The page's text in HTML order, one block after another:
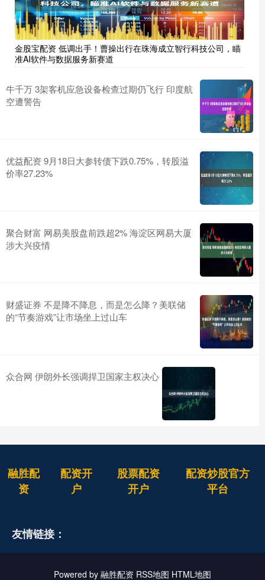
金股宝配资 低调出手！曹操出行在珠海成立智行科技公司，瞄
准AI软件与数据服务新赛道
牛千万 3架客机应急设备检查过期仍飞行 印度航
空遭警告
优益配资 9月18日大参转债下跌0.75%，转股溢
价率27.23%
聚合财富 网易美股盘前跌超2% 海淀区网易大厦
涉大兴疫情
财盛证券 不是降不降息，而是怎么降？美联储
的“节奏游戏”让市场坐上过山车
众合网 伊朗外长强调捍卫国家主权决心
融胜配
资
配资开
户
股票配资
开户
配资炒股官方
平台
友情链接：
Powered by 融胜配资 RSS地图 HTML地图